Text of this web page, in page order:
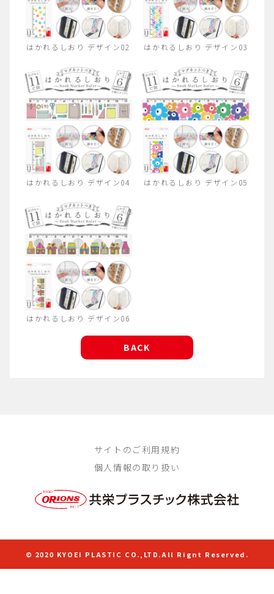
はかれるしおり デザイン02 はかれるしおり デザイン03
はかれるしおり デザイン04 はかれるしおり デザイン05
はかれるしおり デザイン06
BACK
サイトのご利用規約
個人情報の取り扱い
© 2020 KYOEI PLASTIC CO.,LTD.All Rignt Reserved.